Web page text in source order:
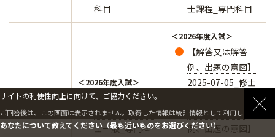
科目
士課程_専門科目
＜2026年度入試＞
【試験問題】
2025-07-05_修
士一般_専門科
＜2026年度入試＞
【解答又は解答
例、出題の意図】
2025-07-05_修士
【解答又は解答
例、出題の意図】
サイトの利便性向上に向けて、ご協力ください。
ご回答後は、この画面は表示されません。取得した情報は統計情報として利用します。
あなたについて教えてください（最も近いものをお選びください）